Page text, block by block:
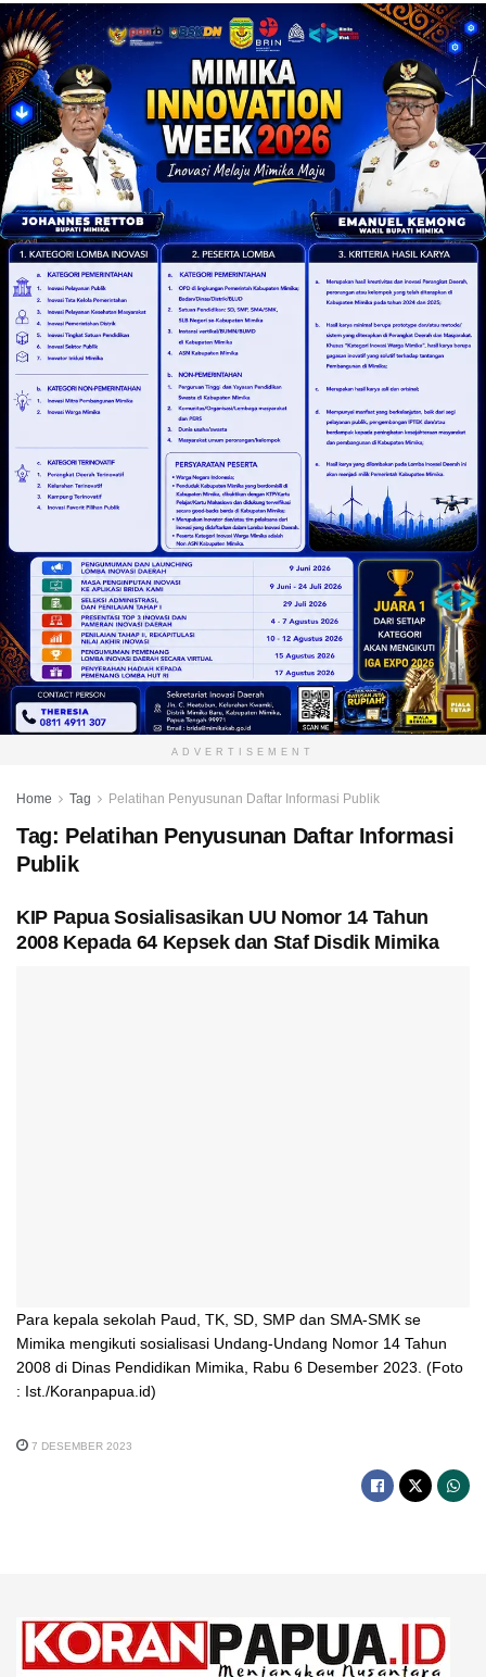
ADVERTISEMENT
Home Tag Pelatihan Penyusunan Daftar Informasi Publik
Tag: Pelatihan Penyusunan Daftar Informasi
Publik
KIP Papua Sosialisasikan UU Nomor 14 Tahun
2008 Kepada 64 Kepsek dan Staf Disdik Mimika
Para kepala sekolah Paud, TK, SD, SMP dan SMA-SMK se
Mimika mengikuti sosialisasi Undang-Undang Nomor 14 Tahun
2008 di Dinas Pendidikan Mimika, Rabu 6 Desember 2023. (Foto
: Ist./Koranpapua.id)
7 DESEMBER 2023